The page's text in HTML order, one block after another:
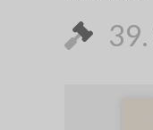
39.